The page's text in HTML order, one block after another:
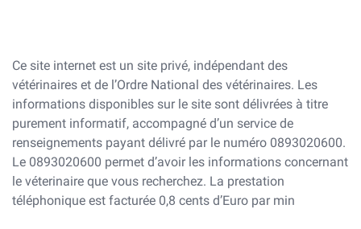
Ce site internet est un site privé, indépendant des
vétérinaires et de l’Ordre National des vétérinaires. Les
informations disponibles sur le site sont délivrées à titre
purement informatif, accompagné d’un service de
renseignements payant délivré par le numéro 0893020600.
Le 0893020600 permet d’avoir les informations concernant
le véterinaire que vous recherchez. La prestation
téléphonique est facturée 0,8 cents d’Euro par min